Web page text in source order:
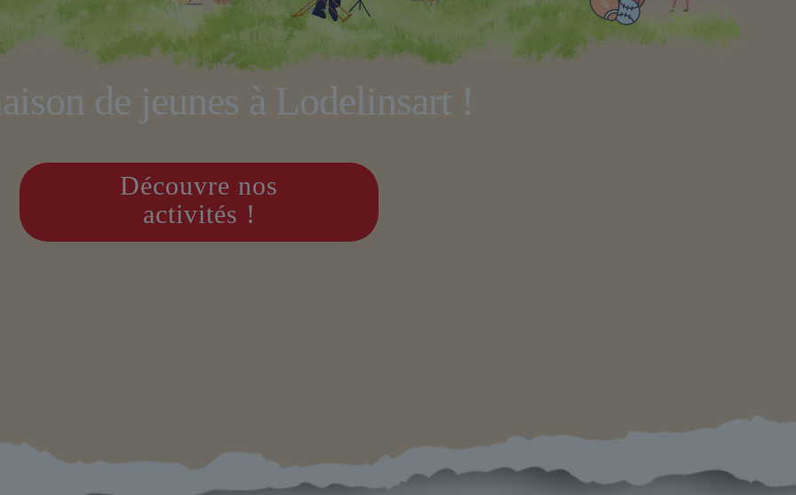
de jeunes à Lodelinsart !
Découvre nos
activités !